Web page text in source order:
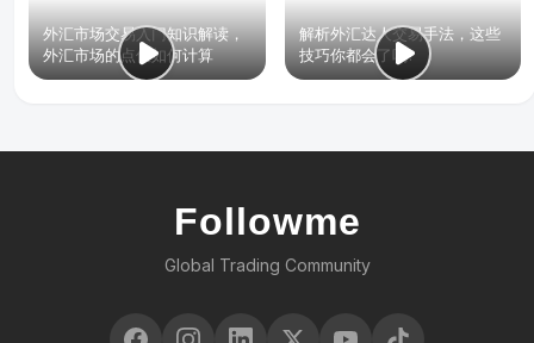
外汇市场交易入门知识解读，
外汇市场的点值如何计算
解析外汇达人交易手法，这些
技巧你都会了吗?
Followme
Global Trading Community